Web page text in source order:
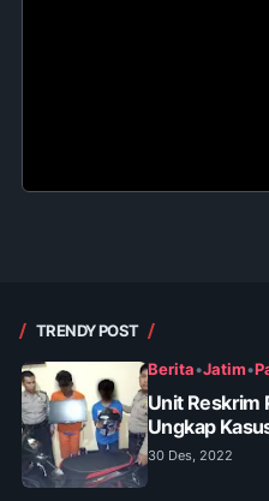
TRENDY POST
Berita•Jatim•
Unit Reskrim
Ungkap
30 Des, 2022